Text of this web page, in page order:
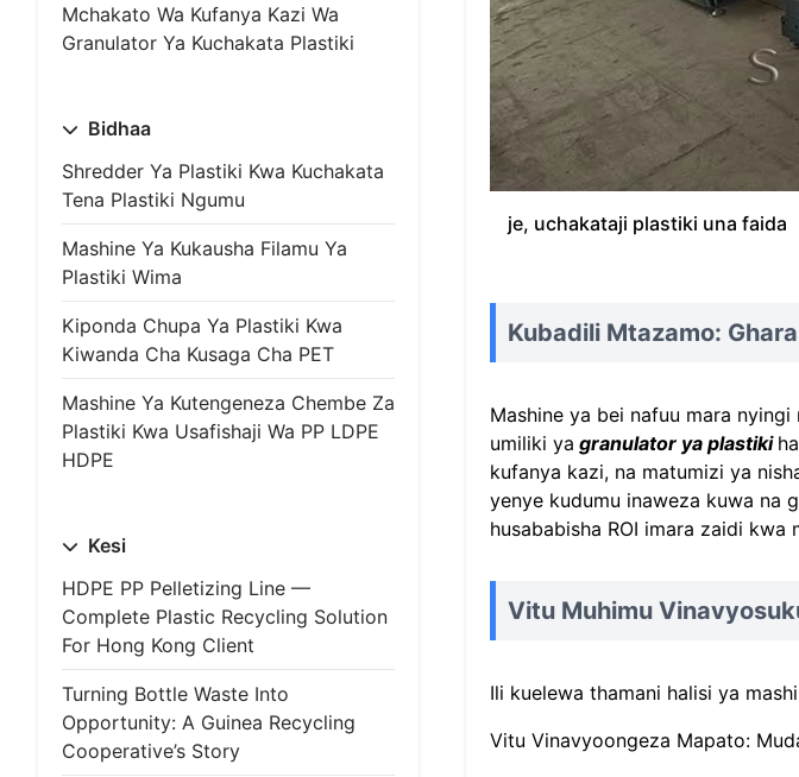
Mchakato Wa Kufanya Kazi Wa
Granulator Ya Kuchakata Plastiki
Bidhaa
Shredder Ya Plastiki Kwa Kuchakata
Tena Plastiki Ngumu
Mashine Ya Kukausha Filamu Ya
Plastiki Wima
Kiponda Chupa Ya Plastiki Kwa
Kiwanda Cha Kusaga Cha PET
Mashine Ya Kutengeneza Chembe Za
Plastiki Kwa Usafishaji Wa PP LDPE
HDPE
Kesi
HDPE PP Pelletizing Line —
Complete Plastic Recycling Solution
For Hong Kong Client
Turning Bottle Waste Into
Opportunity: A Guinea Recycling
Cooperative’s Story
je, uchakataji plastiki una faida
Kubadili Mtazamo:
Mashine ya bei nafuu mara
umiliki ya granulator ya plastiki
kufanya kazi, na matumizi ya
yenye kudumu inaweza kuwa na
husababisha ROI imara zaidi kwa
Vitu Muhimu
Ili kuelewa thamani halisi ya
Vitu Vinavyoongeza Mapato: